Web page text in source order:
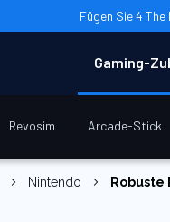
Fügen Sie 4
Gaming-
Revosim Arcade-Stick
Nintendo